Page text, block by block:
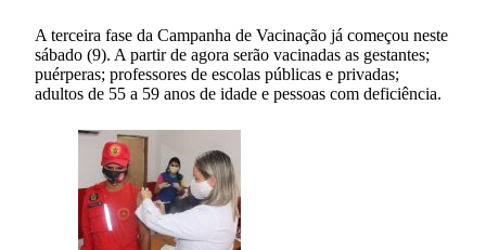
A terceira fase da Campanha de Vacinação já começou neste
sábado (9). A partir de agora serão vacinadas as gestantes;
puérperas; professores de escolas públicas e privadas;
adultos de 55 a 59 anos de idade e pessoas com deficiência.